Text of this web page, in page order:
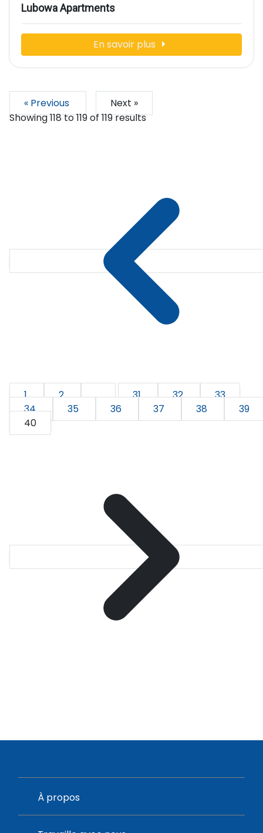
Lubowa Apartments
En savoir plus
« Previous
Next »
Showing118to119of119results
1 2 ... 31 32
33
34
35 36 37 38
39
40
À propos